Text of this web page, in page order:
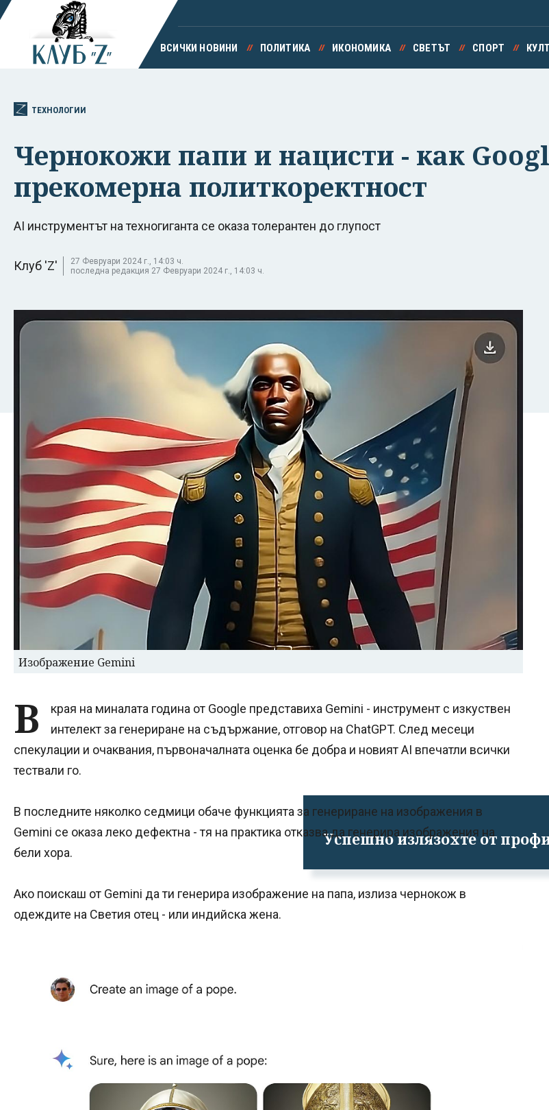
Успешно излязохте от
ВСИЧКИ НОВИНИ ПОЛИТИКА ИКОНОМИКА СВЕТЪТ СПОРТ
ТЕХНОЛОГИИ
Чернокожи папи и нацисти - как
прекомерна политкоректност
AI инструментът на техногиганта се оказа толерантен до глупост
Клуб 'Z'
27 Февруари 2024 г., 14:03 ч.
последна редакция 27 Февруари 2024 г., 14:03 ч.
Изображение Gemini
В
края на миналата година от Google представиха Gemini - инструмент с изкуствен
интелект за генериране на съдържание, отговор на ChatGPT. След месеци
спекулации и очаквания, първоначалната оценка бе добра и новият AI впечатли всички
тествали го.
В последните няколко седмици обаче функцията за генериране на изображения в
Gemini се оказа леко дефектна - тя на практика отказва да генерира изображения на
бели хора.
Ако поискаш от Gemini да ти генерира изображение на папа, излиза чернокож в
одеждите на Светия отец - или индийска жена.